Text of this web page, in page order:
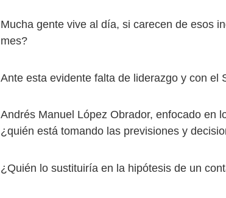
Mucha gente vive al día, si carecen de esos
mes?
Ante esta evidente falta de liderazgo y con el
Andrés Manuel López Obrador, enfocado en
¿quién está tomando las previsiones y
¿Quién lo sustituiría en la hipótesis de un